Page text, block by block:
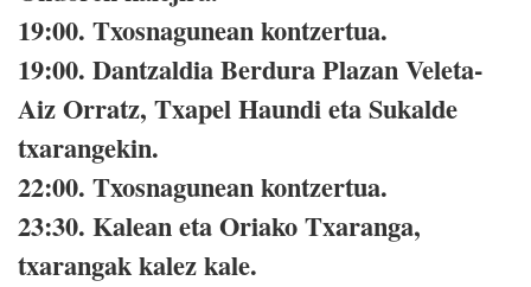
19:00. Txosnagunean kontzertua.
19:00. Dantzaldia Berdura Plazan Veleta-
Aiz Orratz, Txapel Haundi eta Sukalde
txarangekin.
22:00. Txosnagunean kontzertua.
23:30. Kalean eta Oriako Txaranga,
txarangak kalez kale.